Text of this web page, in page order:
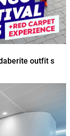
outfit s